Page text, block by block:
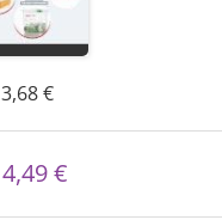
3,68 €
4,49 €